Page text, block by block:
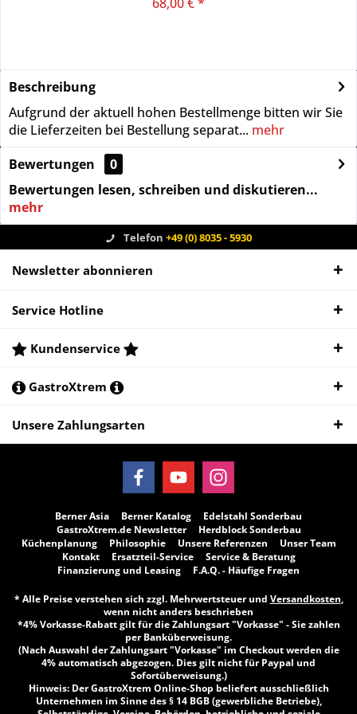
Beschreibung
Aufgrund der aktuell hohen Bestellmenge bitten wir Sie
die Lieferzeiten bei Bestellung separat... mehr
Bewertungen
0
Bewertungen lesen, schreiben und diskutieren...
mehr
Telefon +49 (0) 8035 - 5930
Newsletter abonnieren
Service Hotline
Kundenservice
GastroXtrem
Unsere Zahlungsarten
Berner Asia Berner Katalog
Edelstahl Sonderbau
GastroXtrem.de Newsletter
Herdblock Sonderbau
Küchenplanung
Philosophie Unsere Referenzen
Unser Team
Kontakt
Ersatzteil-Service
Service & Beratung
Finanzierung und Leasing
F.A.Q. - Häufige Fragen
* Alle Preise verstehen sich zzgl. Mehrwertsteuer und Versandkosten,
wenn nicht anders beschrieben
*4% Vorkasse-Rabatt gilt für die Zahlungsart "Vorkasse" - Sie zahlen
per Banküberweisung.
(Nach Auswahl der Zahlungsart "Vorkasse" im Checkout werden die
4% automatisch abgezogen. Dies gilt nicht für Paypal und
Sofortüberweisung.)
Hinweis: Der GastroXtrem Online-Shop beliefert ausschließlich
Unternehmen im Sinne des § 14 BGB (gewerbliche Betriebe),